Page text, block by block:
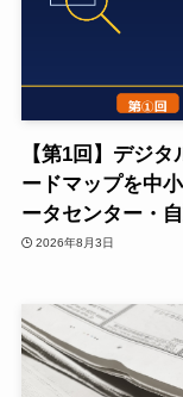
【第1回】デジ
ードマップを中
ータセンター・自
2026年8月3日